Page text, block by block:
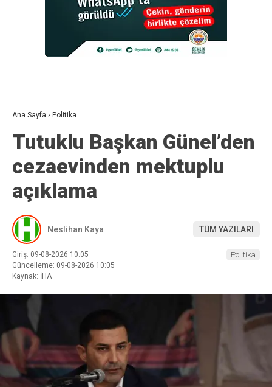
Ana Sayfa › Politika
Tutuklu Başkan Günel’den
cezaevinden mektuplu
açıklama
Neslihan Kaya TÜM YAZILARI
Giriş: 09-08-2026 10:05
Güncelleme: 09-08-2026 10:05
Kaynak: İHA
Politika